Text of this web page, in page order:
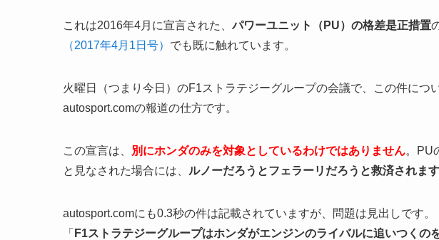
これは2016年4月に宣言された、パワーユニット（PU）の格差是正措置
（2017年4月1日号） でも既に触れています。
火曜日（つまり今日）のF1ストラテジーグループの会議で、この件につ
autosport.comの報道の仕方です。
この宣言は、 別にホンダのみを対象としているわけではありません。PU
と見なされた場合には、 ルノーだろうとフェラーリだろうと救済されます
autosport.comにも0.3秒の件は記載されていますが、問題は見出しです。
「 F1ストラテジーグループはホンダがエンジンのライバルに追いつくの